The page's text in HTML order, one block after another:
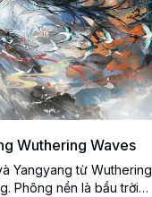
Wuthering Waves
Yangyang từ Wuthering
Phông nền là bầu trời